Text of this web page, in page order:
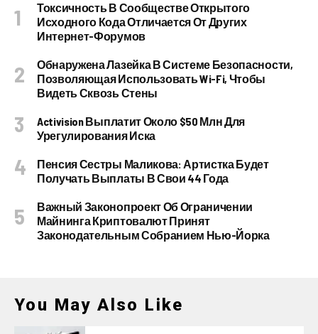
Токсичность В Сообществе Открытого
Исходного Кода Отличается От Других
Интернет-Форумов
Обнаружена Лазейка В Системе Безопасности,
Позволяющая Использовать Wi-Fi, Чтобы
Видеть Сквозь Стены
Activision Выплатит Около $50 Млн Для
Урегулирования Иска
Пенсия Сестры Маликова: Артистка Будет
Получать Выплаты В Свои 44 Года
Важный Законопроект Об Ограничении
Майнинга Криптовалют Принят
Законодательным Собранием Нью-Йорка
You May Also Like